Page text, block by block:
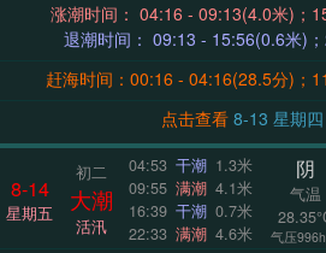
涨潮时间： 04:16 - 09:13(4.0
退潮时间： 09:13 -
赶海时间：00:16 - 04:16(28.5分)；
点击查看
8-13 星期四
8-14
星期五
初二
大潮
活汛
04:53 干潮 1.3米
09:55 满潮 4.1米
16:39 干潮 0.7米
22:33 满潮 4.6米
阴
气温
气压